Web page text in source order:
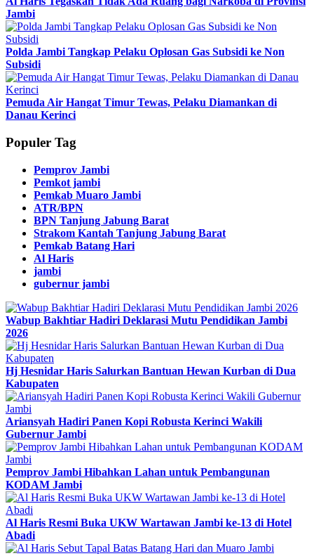
Jambi
Polda Jambi Tangkap Pelaku Oplosan Gas Subsidi ke Non
Subsidi
Pemuda Air Hangat Timur Tewas, Pelaku Diamankan di
Danau Kerinci
Populer Tag
Pemprov Jambi
Pemkot jambi
Pemkab Muaro Jambi
ATR/BPN
BPN Tanjung Jabung Barat
Strakom Kantah Tanjung Jabung Barat
Pemkab Batang Hari
Al Haris
jambi
gubernur jambi
Wabup Bakhtiar Hadiri Deklarasi Mutu Pendidikan Jambi
2026
Hj Hesnidar Haris Salurkan Bantuan Hewan Kurban di Dua
Kabupaten
Ariansyah Hadiri Panen Kopi Robusta Kerinci Wakili
Gubernur Jambi
Pemprov Jambi Hibahkan Lahan untuk Pembangunan
KODAM Jambi
Al Haris Resmi Buka UKW Wartawan Jambi ke-13 di Hotel
Abadi